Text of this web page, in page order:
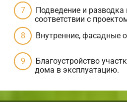
Подведение и
соответствии с
Внутренние, фасадные
Благоустройство
дома в эксплуатацию.